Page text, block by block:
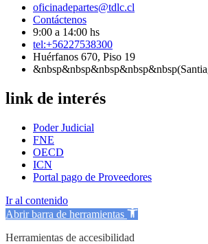
oficinadepartes@tdlc.cl
Contáctenos
9:00 a 14:00 hs
tel:+56227538300
Huérfanos 670, Piso 19
link de interés
Poder Judicial
FNE
OECD
ICN
Portal pago de Proveedores
Ir al contenido
Abrir barra de herramientas
Herramientas de accesibilidad